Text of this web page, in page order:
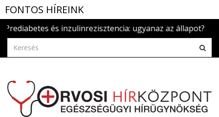
FONTOS HÍREINK
és inzulinrezisztencia: ugyanaz az állapot?